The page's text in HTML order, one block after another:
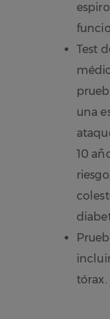
Test
una
10
tórax.